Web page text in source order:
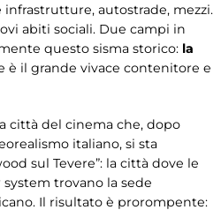
autostrade, mezzi.
abiti sociali. Due campi in
questo sisma storico: la
è il grande vivace contenitore e
città del cinema che, dopo
italiano, si sta
sul Tevere”: la città dove le
trovano la sede
Il risultato è prorompente: